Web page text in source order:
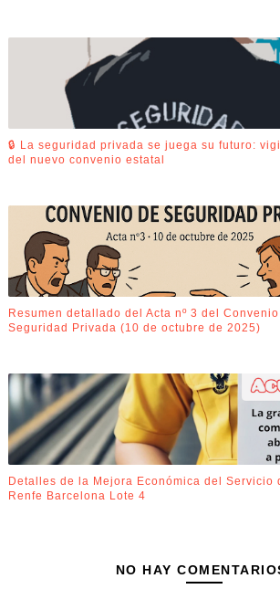
🔒 La seguridad privada se juega su futuro:
del nuevo convenio estatal
Resumen detallado del Acta nº 3 del
Seguridad Privada (10 de octubre de 2025)
Detalles de la Mejora Económica del Servicio
Renfe Barcelona Lote 4
NO HAY